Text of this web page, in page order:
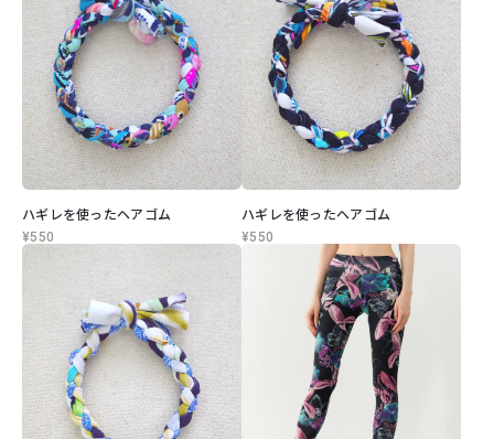
ハギレを使ったヘアゴム
¥550
ハギレを使ったヘアゴム
¥550